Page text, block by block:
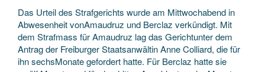
Das Urteil des Strafgerichts wurde am Mittwochabend in
Abwesenheit vonAmaudruz und Berclaz verkündigt. Mit
dem Strafmass für Amaudruz lag das Gerichtunter dem
Antrag der Freiburger Staatsanwältin Anne Colliard, die für
ihn sechsMonate gefordert hatte. Für Berclaz hatte sie